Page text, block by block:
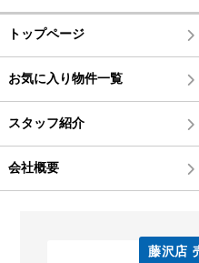
トップページ
お気に入り物件一覧
スタッフ紹介
会社概要
藤沢店